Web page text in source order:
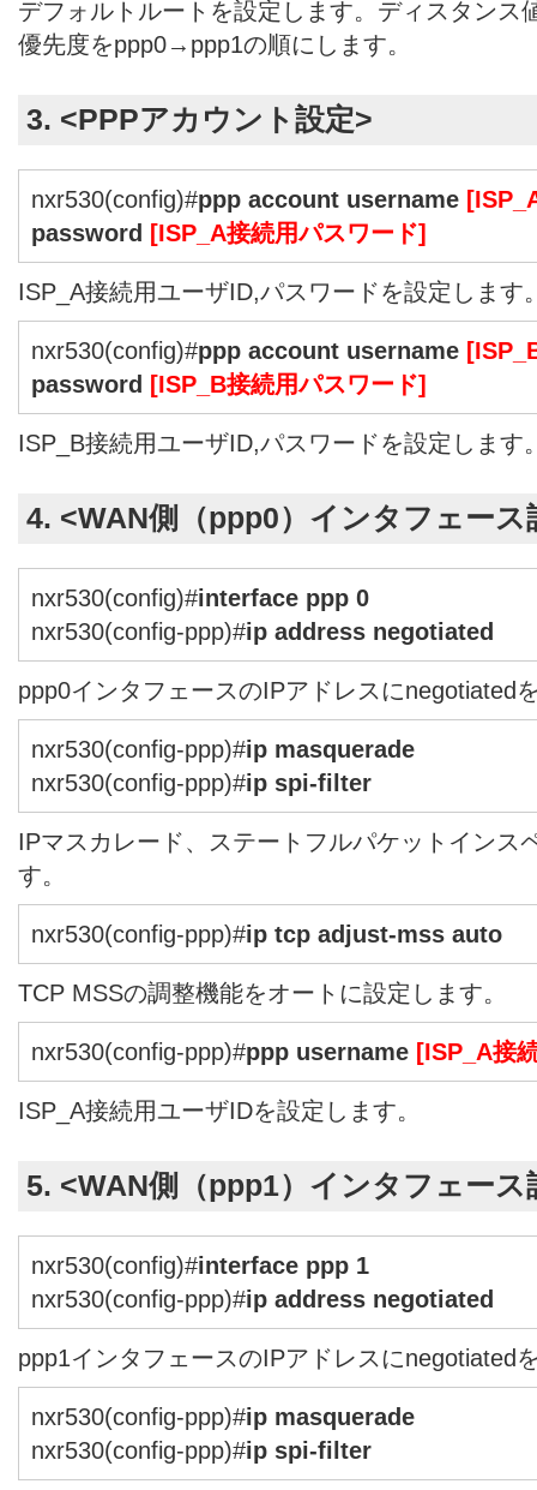
デフォルトルートを設定します。ディスタンス
優先度をppp0→ppp1の順にします。
3. <PPPアカウント設定>
nxr530(config)#ppp account username
password [ISP_A接続用パスワード]
ISP_A接続用ユーザID,パスワードを設定します
nxr530(config)#ppp account username
password [ISP_B接続用パスワード]
ISP_B接続用ユーザID,パスワードを設定します
4. <WAN側（ppp0）インタフェース
nxr530(config)#interface ppp 0
nxr530(config-ppp)#ip address negotiated
ppp0インタフェースのIPアドレスにnegotiated
nxr530(config-ppp)#ip masquerade
nxr530(config-ppp)#ip spi-filter
IPマスカレード、ステートフルパケットインス
す。
nxr530(config-ppp)#ip tcp adjust-mss auto
TCP MSSの調整機能をオートに設定します。
nxr530(config-ppp)#ppp username [ISP_A接
ISP_A接続用ユーザIDを設定します。
5. <WAN側（ppp1）インタフェース
nxr530(config)#interface ppp 1
nxr530(config-ppp)#ip address negotiated
ppp1インタフェースのIPアドレスにnegotiated
nxr530(config-ppp)#ip masquerade
nxr530(config-ppp)#ip spi-filter